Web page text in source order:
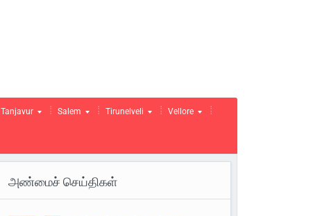
Tanjavur Salem Tirunelveli Vellore
அண்மைச் செய்திகள்